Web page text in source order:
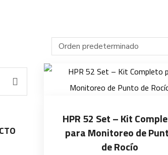
HPR 52 Set – Kit
para Monitoreo de
de Rocío